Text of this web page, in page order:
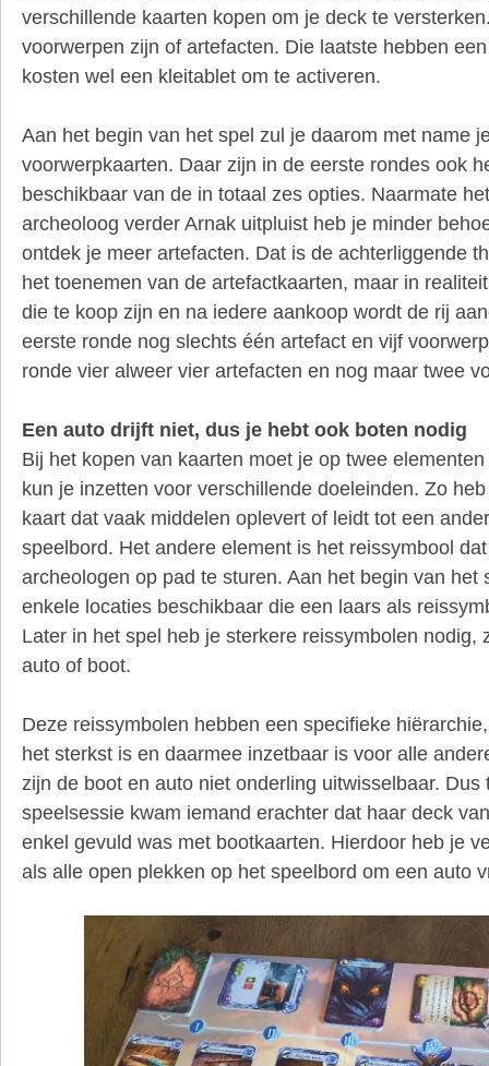
verschillende kaarten kopen om je deck te
voorwerpen zijn of artefacten. Die laatste hebben
kosten wel een kleitablet om te activeren.
Aan het begin van het spel zul je daarom met name
voorwerpkaarten. Daar zijn in de eerste rondes ook
beschikbaar van de in totaal zes opties. Naarmate
archeoloog verder Arnak uitpluist heb je minder
ontdek je meer artefacten. Dat is de achterliggende
het toenemen van de artefactkaarten, maar in
die te koop zijn en na iedere aankoop wordt de rij
eerste ronde nog slechts één artefact en vijf
ronde vier alweer vier artefacten en nog maar twee
Een auto drijft niet, dus je hebt ook boten nodig
Bij het kopen van kaarten moet je op twee
kun je inzetten voor verschillende doeleinden. Zo
kaart dat vaak middelen oplevert of leidt tot een
speelbord. Het andere element is het reissymbool
archeologen op pad te sturen. Aan het begin van het
enkele locaties beschikbaar die een laars als
Later in het spel heb je sterkere reissymbolen nodig,
auto of boot.
Deze reissymbolen hebben een specifieke
het sterkst is en daarmee inzetbaar is voor alle
zijn de boot en auto niet onderling uitwisselbaar. Dus
speelsessie kwam iemand erachter dat haar deck
enkel gevuld was met bootkaarten. Hierdoor heb je
als alle open plekken op het speelbord om een auto